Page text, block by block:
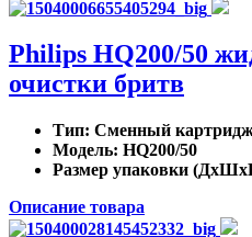
Philips HQ200/50
очистки бритв
Тип: Сменный
Модель: HQ200/50
Размер упаковки
Описание товара